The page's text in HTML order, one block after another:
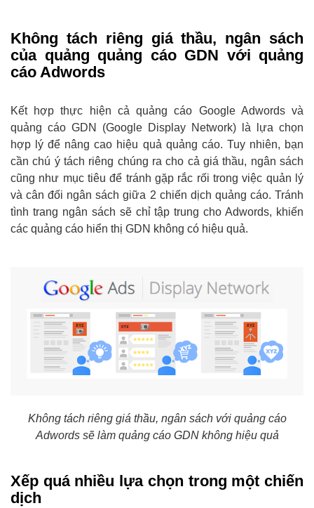
Không tách riêng giá thầu, ngân sách
của quảng quảng cáo GDN với quảng
cáo Adwords
Kết hợp thực hiện cả quảng cáo Google Adwords và
quảng cáo GDN (Google Display Network) là lựa chọn
hợp lý để nâng cao hiệu quả quảng cáo. Tuy nhiên, bạn
cần chú ý tách riêng chúng ra cho cả giá thầu, ngân sách
cũng như mục tiêu để tránh gặp rắc rối trong việc quản lý
và cân đối ngân sách giữa 2 chiến dịch quảng cáo. Tránh
tình trang ngân sách sẽ chỉ tập trung cho Adwords, khiến
các quảng cáo hiển thị GDN không có hiệu quả.
Không tách riêng giá thầu, ngân sách với quảng cáo
Adwords sẽ làm quảng cáo GDN không hiệu quả
Xếp quá nhiều lựa chọn trong một chiến
dịch